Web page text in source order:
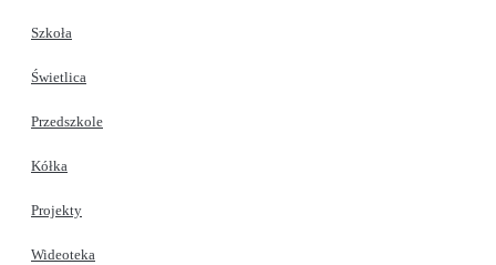
Szkoła
Świetlica
Przedszkole
Kółka
Projekty
Wideoteka